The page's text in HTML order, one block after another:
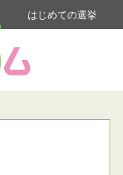
はじめての選挙